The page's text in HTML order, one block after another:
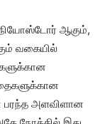
ஆகும்,
வகையில்
அளவிளான